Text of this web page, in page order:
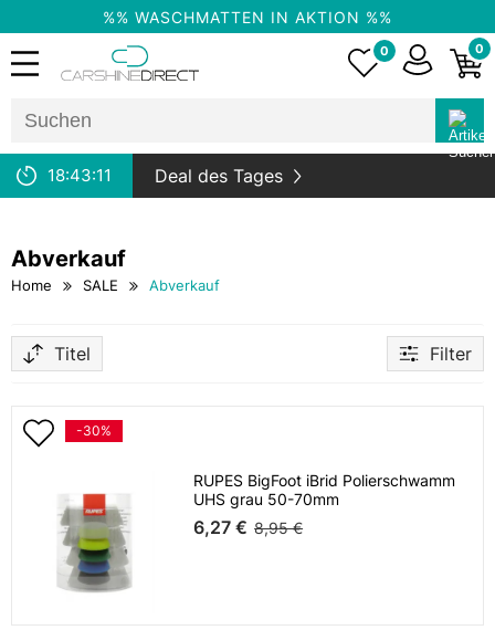
%% WASCHMATTEN IN AKTION %%
0 0
18:43:11 Deal des Tages
Abverkauf
Home SALE Abverkauf
Titel Filter
-30%
RUPES BigFoot iBrid Polierschwamm
UHS grau 50-70mm
6,27 € 8,95 €